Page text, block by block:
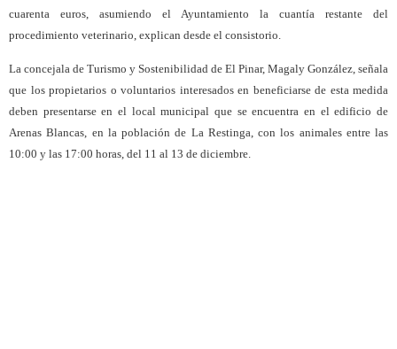
cuarenta euros, asumiendo el Ayuntamiento la cuantía restante del
procedimiento veterinario, explican desde el consistorio.
La concejala de Turismo y Sostenibilidad de El Pinar, Magaly González, señala
que los propietarios o voluntarios interesados en beneficiarse de esta medida
deben presentarseen el local municipal que se encuentra en el edificio de
Arenas Blancas, en la población de La Restinga, con los animales entre las
10:00 y las 17:00 horas, del 11 al 13 de diciembre.